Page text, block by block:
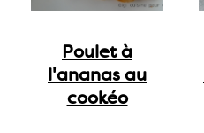
Poulet à
l'ananas au
cookéo